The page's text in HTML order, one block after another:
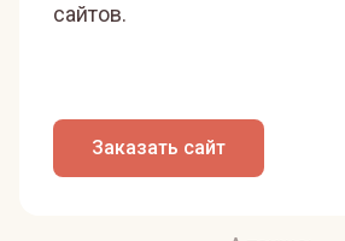
сайтов.
Заказать сайт